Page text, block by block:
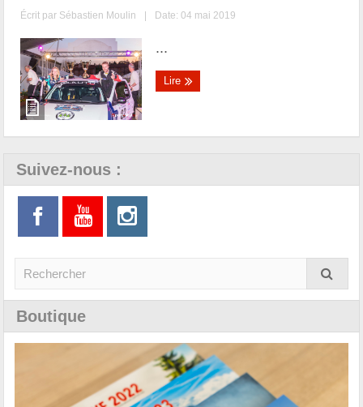
Écrit par Sébastien Moulin | Date: 04 mai 2019
...
Lire
Suivez-nous :
Boutique